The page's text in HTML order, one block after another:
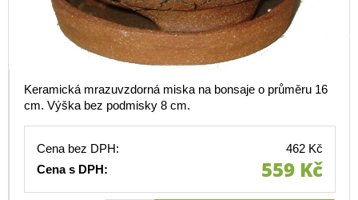
Keramická mrazuvzdorná miska na bonsaje o průměru 16
cm. Výška bez podmisky 8 cm.
Cena bez DPH:
462 Kč
Cena s DPH:
559 Kč